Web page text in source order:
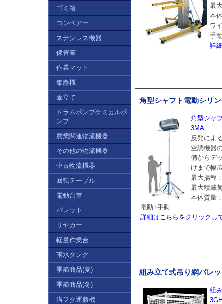
最
本
ワ
手動
詳
角型シャフト電動シリ
角型シャ
3MA
反発によ
空調機器
備からデ
けまで幅
最大揚程
最大積載
本体質量
電動+手動
詳細はこちらをクリックし
組み立て式吊り網パレ
組
ゴミ箱
コンベアー
ステンレス機器
保管庫
作業マット
集塵機
傘立て
ドラムポンプケミカルポ
ンプ
農業関連物流機器
その他の物流機器
中古物流機器
回転テーブル
電動台車
パレット
リヤカー
軽量作業台
雨水タンク
季節商品(夏)
季節商品(冬)
溝フタ運搬機